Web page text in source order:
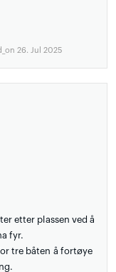
26. Jul 2025
etter plassen ved å
fyr.
tre båten å fortøye